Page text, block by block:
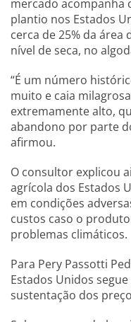
mercado acompanha
plantio nos Estados
cerca de 25% da
nível de seca, no
“É um número
muito e caia
extremamente alto,
abandono por parte
afirmou.
O consultor explicou
agrícola dos Estados
em condições
custos caso o
problemas climáticos.
Para Pery Passotti
Estados Unidos
sustentação dos